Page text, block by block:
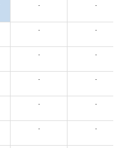
- -
- -
- -
- -
- -
- -